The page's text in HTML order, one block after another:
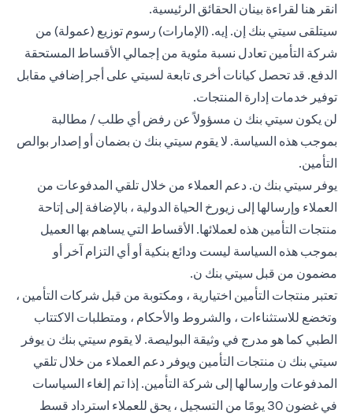
انقر هنا opens in a new tab
لقراءة بينان الحقائق الرئيسية.
سيتلقى سيتي بنك إن. إيه. (الإمارات) رسوم توزيع (عمولة) من
شركة التأمين تعادل نسبة مئوية من إجمالي الأقساط المستحقة
الدفع. قد تحصل كيانات أخرى تابعة لسيتي على أجر إضافي مقابل
توفير خدمات إدارة المنتجات.
لن يكون سيتي بنك ن مسؤولاً عن رفض أي طلب / مطالبة
بموجب هذه السياسة. لا يقوم سيتي بنك ن بضمان أو إصدار بوالص
التأمين.
يوفر سيتي بنك ن. دعم العملاء من خلال تلقي المدفوعات من
العملاء وإرسالها إلى زيورخ الحياة الدولية ، بالإضافة إلى إتاحة
منتجات التأمين هذه لعملائها. الأقساط التي يساهم بها العميل
بموجب هذه السياسة ليست ودائع بنكية أو أي التزام آخر أو
مضمون من قبل سيتي بنك ن.
تعتبر منتجات التأمين اختيارية ، ومكتوبة من قبل شركات التأمين ،
وتخضع للاستثناءات ، والشروط والأحكام ، ومتطلبات الاكتتاب
الطبي كما هو مدرج في وثيقة البوليصة. لا يقوم سيتي بنك ن يوفر
سيتي بنك ن منتجات التأمين ويوفر دعم العملاء من خلال تلقي
المدفوعات وإرسالها إلى شركة التأمين. إذا تم إلغاء السياسات
في غضون 30 يومًا من التسجيل ، يحق للعملاء استرداد قسط